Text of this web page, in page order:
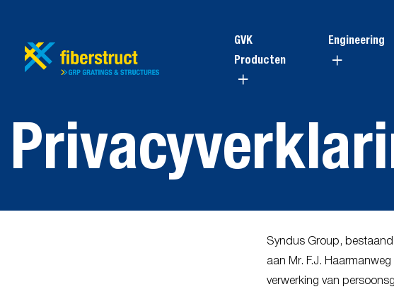
GVK
Producten
Engineering
Syndus Group,
aan Mr. F.J.
verwerking van